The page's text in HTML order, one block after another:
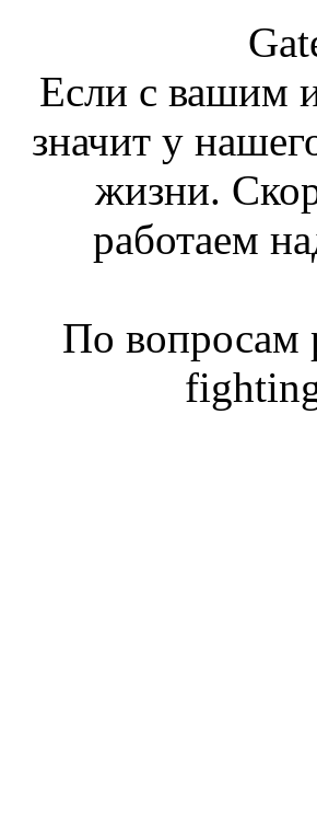
Если с вашим
значит у
жизни.
работаем
По вопросам